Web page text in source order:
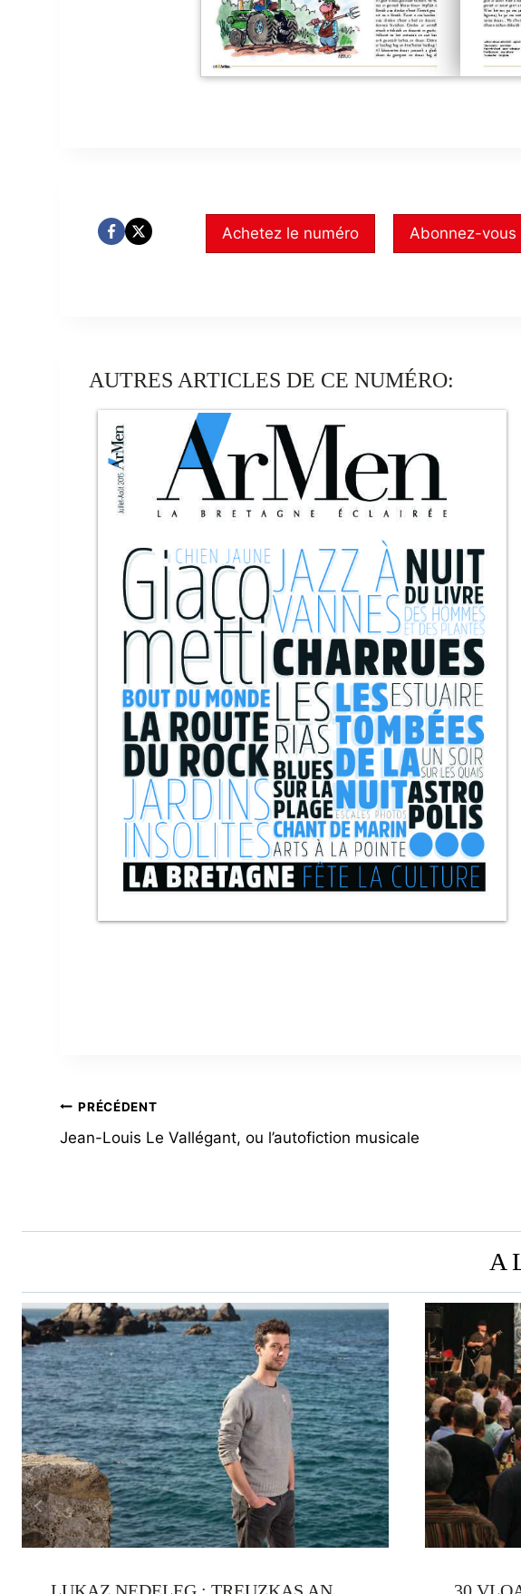
Achetez le numéro Abonnez-vous
AUTRES ARTICLES DE CE NUMÉRO:
NAVIGATION
DE
PRÉCÉDENT
Jean-Louis Le Vallégant, ou l’autofiction musicale
A